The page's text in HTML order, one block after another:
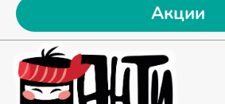
Акции